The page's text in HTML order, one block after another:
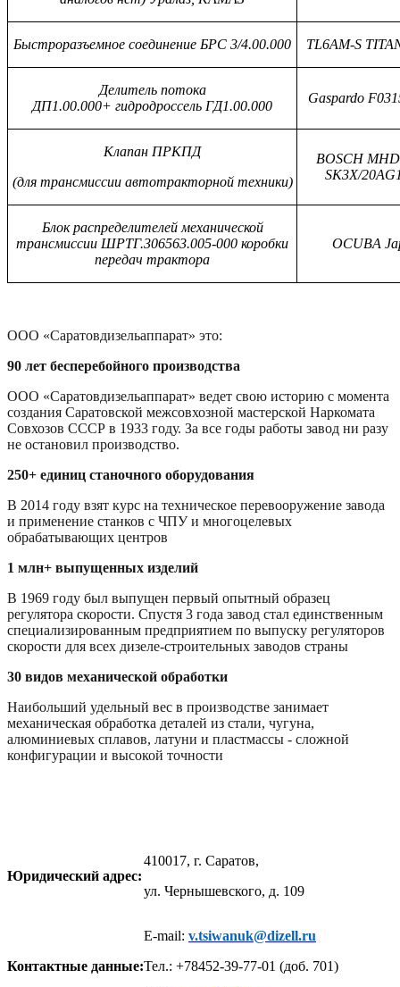
Быстроразъемное соединение БРС 3/4.00.000 TL6AM-S
Делитель потока
ДП1.00.000+ гидродроссель ГД1.00.000
Gaspardo
Клапан ПРКПД
(для трансмиссии автотракторной техники)
BOSCH
SK3X/
Блок распределителей механической
трансмиссии ШРТГ.306563.005-000 коробки
передач трактора
OCUBA
ООО «Саратовдизельаппарат» это:
90 лет бесперебойного производства
ООО «Саратовдизельаппарат» ведет свою историю с момента
создания Саратовской межсовхозной мастерской Наркомата
Совхозов СССР в 1933 году. За все годы работы завод ни разу
не остановил производство.
250+ единиц станочного оборудования
В 2014 году взят курс на техническое перевооружение завода
и применение станков с ЧПУ и многоцелевых
обрабатывающих центров
1 млн+ выпущенных изделий
В 1969 году был выпущен первый опытный образец
регулятора скорости. Спустя 3 года завод стал единственным
специализированным предприятием по выпуску регуляторов
скорости для всех дизеле-строительных заводов страны
30 видов механической обработки
Наибольший удельный вес в производстве занимает
механическая обработка деталей из стали, чугуна,
алюминиевых сплавов, латуни и пластмассы - сложной
конфигурации и высокой точности
Юридический адрес:
410017, г. Саратов,
ул. Чернышевского, д. 109
Контактные данные:
E-mail: v.tsiwanuk@dizell.ru
Тел.: +78452-39-77-01 (доб. 701)